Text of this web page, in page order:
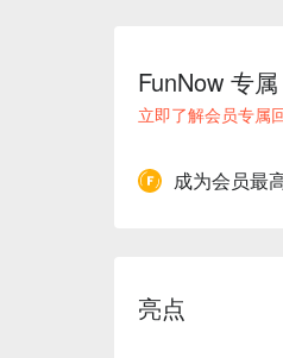
FunNow 专属
立即了解会员专属
成为会员最
亮点